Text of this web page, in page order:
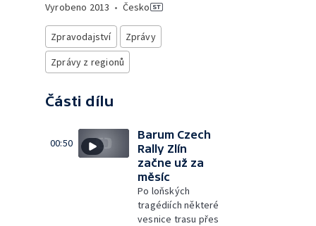
Vyrobeno 2013 • Česko
Zpravodajství
Zprávy
Zprávy z regionů
Části dílu
00:50
Barum Czech
Rally Zlín
začne už za
měsíc
Po loňských
tragédiích některé
vesnice trasu přes